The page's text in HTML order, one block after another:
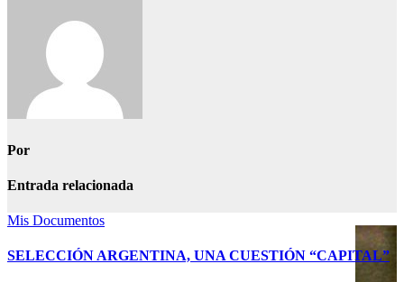
Por
Entrada relacionada
Mis Documentos
SELECCIÓN ARGENTINA, UNA CUESTIÓN “CAPITAL”